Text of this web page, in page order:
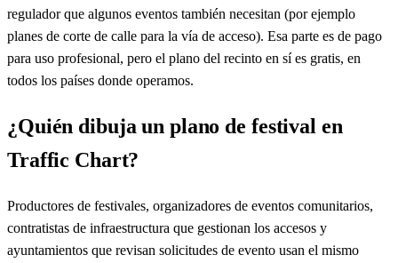
regulador que algunos eventos también necesitan (por ejemplo
planes de corte de calle para la vía de acceso). Esa parte es de pago
para uso profesional, pero el plano del recinto en sí es gratis, en
todos los países donde operamos.
¿Quién dibuja un plano de festival en
Traffic Chart?
Productores de festivales, organizadores de eventos comunitarios,
contratistas de infraestructura que gestionan los accesos y
ayuntamientos que revisan solicitudes de evento usan el mismo